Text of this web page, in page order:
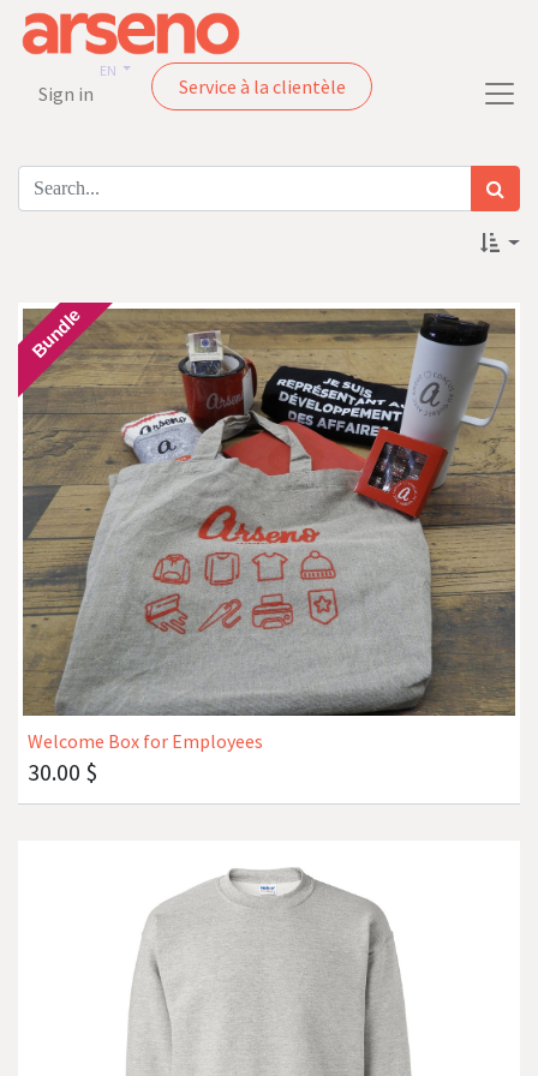
Sign in
EN
Service à la clientèle
Welcome Box for Employees
30.00 $
Bundle